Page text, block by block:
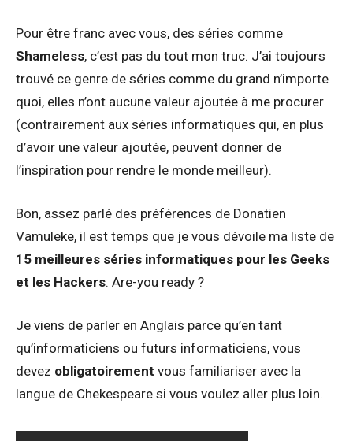
Pour être franc avec vous, des séries comme
Shameless, c’est pas du tout mon truc. J’ai toujours
trouvé ce genre de séries comme du grand n’importe
quoi, elles n’ont aucune valeur ajoutée à me procurer
(contrairement aux séries informatiques qui, en plus
d’avoir une valeur ajoutée, peuvent donner de
l’inspiration pour rendre le monde meilleur).
Bon, assez parlé des préférences de Donatien
Vamuleke, il est temps que je vous dévoile ma liste de
15 meilleures séries informatiques pour les Geeks
et les Hackers. Are-you ready ?
Je viens de parler en Anglais parce qu’en tant
qu’informaticiens ou futurs informaticiens, vous
devez obligatoirement vous familiariser avec la
langue de Chekespeare si vous voulez aller plus loin.